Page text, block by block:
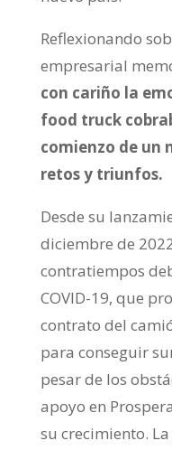
Reflexionando
empresarial
con cariño la
food truck
comienzo de un
retos y triunfos.
Desde su
diciembre de
contratiempos
COVID-19, que
contrato del
para conseguir
pesar de los
apoyo en
su crecimiento.